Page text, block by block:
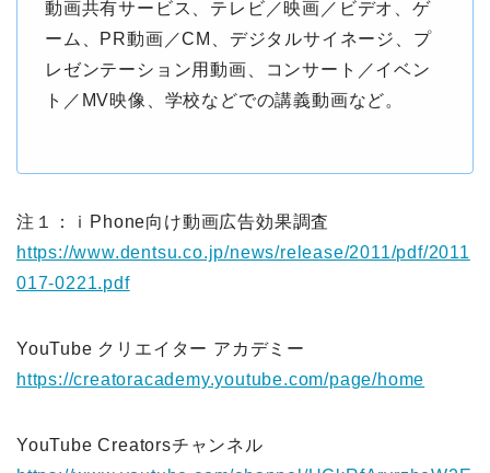
動画共有サービス、テレビ／映画／ビデオ、ゲ
ーム、PR動画／CM、デジタルサイネージ、プ
レゼンテーション用動画、コンサート／イベン
ト／MV映像、学校などでの講義動画など。
注１：ｉPhone向け動画広告効果調査
https://www.dentsu.co.jp/news/release/2011/pdf/2011
017-0221.pdf
YouTube クリエイター アカデミー
https://creatoracademy.youtube.com/page/home
YouTube Creatorsチャンネル